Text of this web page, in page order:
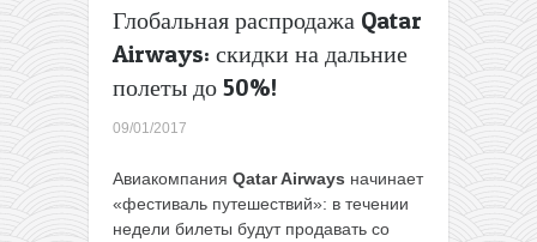
Глобальная распродажа Qatar
Airways: скидки на дальние
полеты до 50%!
09/01/2017
Авиакомпания Qatar Airways начинает
«фестиваль путешествий»: в течении
недели билеты будут продавать со